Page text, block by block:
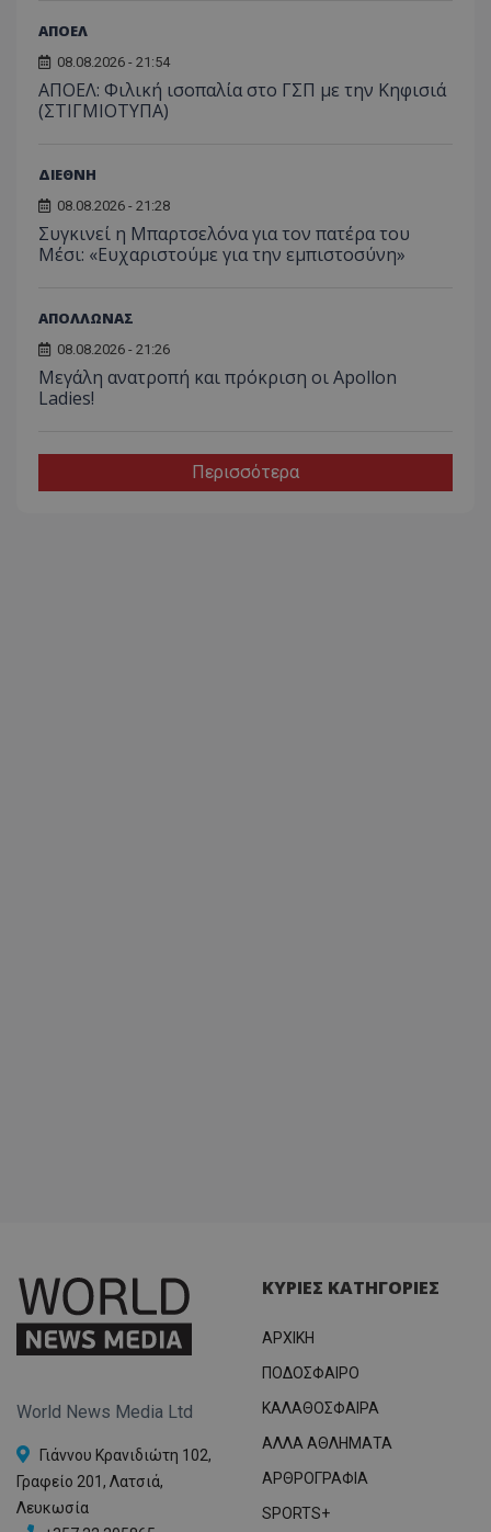
ΑΠΟΕΛ
08.08.2026 - 21:54
ΑΠΟΕΛ: Φιλική ισοπαλία στο ΓΣΠ με την Κηφισιά
(ΣΤΙΓΜΙΟΤΥΠΑ)
ΔΙΕΘΝΗ
08.08.2026 - 21:28
Συγκινεί η Μπαρτσελόνα για τον πατέρα του
Μέσι: «Ευχαριστούμε για την εμπιστοσύνη»
ΑΠΟΛΛΩΝΑΣ
08.08.2026 - 21:26
Μεγάλη ανατροπή και πρόκριση οι Apollon
Ladies!
Περισσότερα
World News Media Ltd
Γιάννου Κρανιδιώτη 102,
Γραφείο 201, Λατσιά,
Λευκωσία
ΚΥΡΙΕΣ ΚΑΤΗΓΟΡΙΕΣ
ΑΡΧΙΚΗ
ΠΟΔΟΣΦΑΙΡΟ
ΚΑΛΑΘΟΣΦΑΙΡΑ
ΑΛΛΑ ΑΘΛΗΜΑΤΑ
ΑΡΘΡΟΓΡΑΦΙΑ
SPORTS+